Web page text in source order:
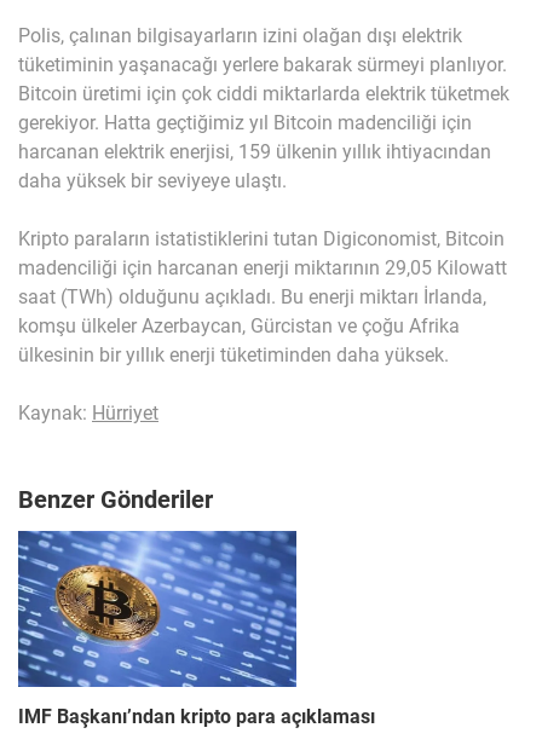
Polis, çalınan bilgisayarların izini olağan dışı elektrik
tüketiminin yaşanacağı yerlere bakarak sürmeyi planlıyor.
Bitcoin üretimi için çok ciddi miktarlarda elektrik tüketmek
gerekiyor. Hatta geçtiğimiz yıl Bitcoin madenciliği için
harcanan elektrik enerjisi, 159 ülkenin yıllık ihtiyacından
daha yüksek bir seviyeye ulaştı.
Kripto paraların istatistiklerini tutan Digiconomist, Bitcoin
madenciliği için harcanan enerji miktarının 29,05 Kilowatt
saat (TWh) olduğunu açıkladı. Bu enerji miktarı İrlanda,
komşu ülkeler Azerbaycan, Gürcistan ve çoğu Afrika
ülkesinin bir yıllık enerji tüketiminden daha yüksek.
Kaynak: Hürriyet
Benzer Gönderiler
IMF Başkanı’ndan kripto para açıklaması